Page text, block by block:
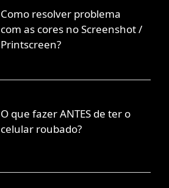
Como resolver problema
com as cores no Screenshot /
Printscreen?
O que fazer ANTES de ter o
celular roubado?